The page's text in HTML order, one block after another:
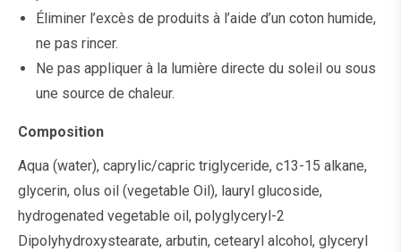
Éliminer l’excès de produits à l’aide d’un coton humide,
ne pas rincer.
Ne pas appliquer à la lumière directe du soleil ou sous
une source de chaleur.
Composition
Aqua (water), caprylic/capric triglyceride, c13-15 alkane,
glycerin, olus oil (vegetable Oil), lauryl glucoside,
hydrogenated vegetable oil, polyglyceryl-2
Dipolyhydroxystearate, arbutin, cetearyl alcohol, glyceryl